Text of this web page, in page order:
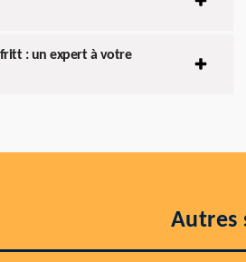
: un expert à votre
Autres